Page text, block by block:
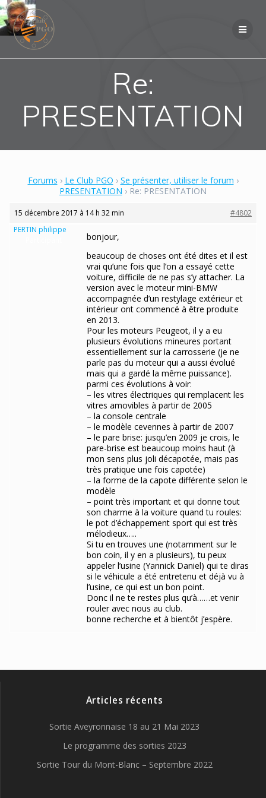
Re:
PRESENTATION
Forums › Le Club PGO › Se présenter, utiliser le forum ›
PRESENTATION › Re: PRESENTATION
15 décembre 2017 à 14 h 32 min
#4802
PERTIN philippe
bonjour,
beaucoup de choses ont été dites et il est
vrai qu’une fois que l’on a essayé cette
voiture, difficile de ne pas s’y attacher. La
version avec le moteur mini-BMW
accompagnée d’un restylage extérieur et
intérieur ont commencé à être produite
en 2013.
Pour les moteurs Peugeot, il y a eu
plusieurs évolutions mineures portant
essentiellement sur la carrosserie (je ne
parle pas du moteur qui a aussi évolué
mais qui a gardé la même puissance).
parmi ces évolutions à voir:
– les vitres électriques qui remplacent les
vitres amovibles à partir de 2005
– la console centrale
– le modèle cevennes à partir de 2007
– le pare brise: jusqu’en 2009 je crois, le
pare-brise est beaucoup moins haut (à
mon sens plus joli décapotée, mais pas
très pratique une fois capotée)
– la forme de la capote différente selon le
modèle
– point très important et qui donne tout
son charme à la voiture quand tu roules:
le pot d’échappement sport qui est très
mélodieux…..
Si tu en trouves une (notamment sur le
bon coin, il y en a plusieurs), tu peux
appeler l’usine (Yannick Daniel) qui te diras
si le véhicule a été entretenu et déjà vu à
l’usine, ce qui est un bon point.
Donc il ne te restes plus qu’à……et venir
rouler avec nous au club.
bonne recherche et à bientôt j’espère.
Articles récents
Sortie Aveyronnaise 18 au 21 Mai 2023
Le programme des sorties 2023
Sortie Tour du Mont-Blanc – Septembre 2022